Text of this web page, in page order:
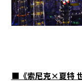
■《索尼克×夏特